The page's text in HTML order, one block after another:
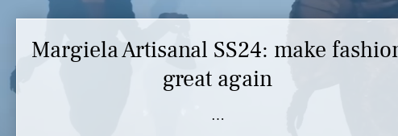
Margiela Artisanal SS24: make
great again
…